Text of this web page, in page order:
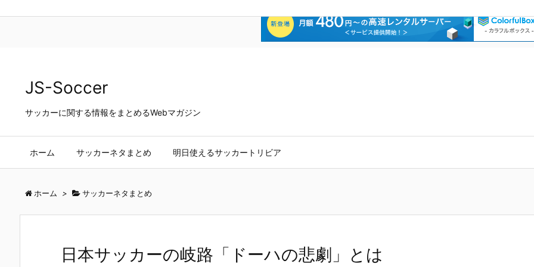
JS-Soccer
サッカーに関する情報をまとめるWebマガジン
ホーム サッカーネタまとめ 明日使えるサッカートリビア
ホーム > サッカーネタまとめ
日本サッカーの岐路「ドーハの悲劇」とは